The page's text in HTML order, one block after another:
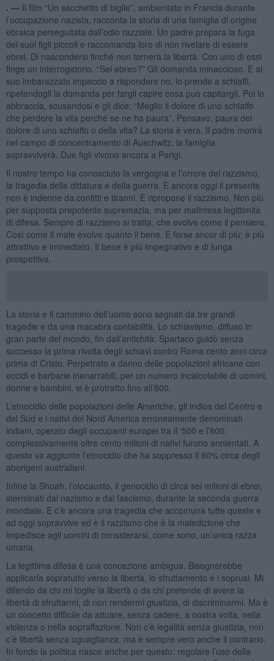
. — Il film “Un sacchetto di biglie”, ambientato in Francia durante
l’occupazione nazista, racconta la storia di una famiglia di origine
ebraica perseguitata dall’odio razziale. Un padre prepara la fuga
dei suoi figli piccoli e raccomanda loro di non rivelare di essere
ebrei. Di nascondersi finché non tornerà la libertà. Con uno di essi
finge un interrogatorio. “Sei ebreo?” Gli domanda minaccioso. E al
suo imbarazzato impaccio a rispondere no, lo prende a schiaffi,
ripetendogli la domanda per fargli capire cosa può capitargli. Poi lo
abbraccia, scusandosi e gli dice: “Meglio il dolore di uno schiaffo
che perdere la vita perché se ne ha paura”. Pensavo: paura del
dolore di uno schiaffo o della vita? La storia è vera. Il padre morirà
nel campo di concentramento di Auschwitz, la famiglia
sopravviverà. Due figli vivono ancora a Parigi.
Il nostro tempo ha conosciuto la vergogna e l’orrore del razzismo,
la tragedia della dittatura e della guerra. E ancora oggi il presente
non è indenne da confitti e tiranni. E ripropone il razzismo. Non più
per supposta prepotente supremazia, ma per malintesa legittimità
di difesa. Sempre di razzismo si tratta, che evolve come il pensiero.
Così come il male evolve quanto il bene. E forse ancor di più: è più
attrattivo e immediato. Il bene è più impegnativo e di lunga
prospettiva.
La storia e il cammino dell’uomo sono segnati da tre grandi
tragedie e da una macabra contabilità. Lo schiavismo, diffuso in
gran parte del mondo, fin dall’antichità: Spartaco guidò senza
successo la prima rivolta degli schiavi contro Roma cento anni circa
prima di Cristo. Perpetrato a danno delle popolazioni africane con
eccidi e barbarie inenarrabili, per un numero incalcolabile di uomini,
donne e bambini, si è protratto fino all’800.
L’etnocidio delle popolazioni delle Americhe, gli indios del Centro e
del Sud e i nativi del Nord America erroneamente denominati
indiani, operato dagli occupanti europei tra il ‘500 e l’800:
complessivamente oltre cento milioni di nativi furono annientati. A
questo va aggiunto l’etnocidio che ha soppresso il 90% circa degli
aborigeni australiani.
Infine la Shoah, l’olocausto, il genocidio di circa sei milioni di ebrei,
sterminati dal nazismo e dal fascismo, durante la seconda guerra
mondiale. E c’è ancora una tragedia che accomuna tutte queste e
ad oggi sopravvive ed è il razzismo che è la maledizione che
impedisce agli uomini di considerarsi, come sono, un’unica razza
umana.
La legittima difesa è una concezione ambigua. Bisognerebbe
applicarla sopratutto verso la libertà, lo sfruttamento e i soprusi. Mi
difendo da chi mi toglie la libertà o da chi pretende di avere la
libertà di sfruttarmi, di non rendermi giustizia, di discriminarmi. Ma è
un concetto difficile da attuare, senza cadere, a nostra volta, nella
violenza o nella sopraffazione. Non c’è legalità senza giustizia, non
c’è libertà senza uguaglianza, ma è sempre vero anche il contrario.
In fondo la politica nasce anche per questo: regolare l’uso della